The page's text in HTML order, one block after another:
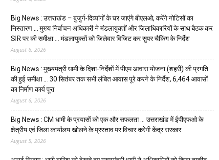
Big News : उत्तराखंड – बुजुर्ग-दिव्यांगों के घर जाएंगे बीएलओ, करेंगे नोटिसों का
निस्तारण … मुख्य निर्वाचन अधिकारी ने मंडलायुक्तों और जिलाधिकारियों के साथ बैठक कर
SIR पर की समीक्षा … मंडलायुक्तों को जिलेवार विजिट कर सुपर चैकिंग के निर्देश
August 6, 2026
Big News : मुख्यमंत्री धामी के दिशा-निर्देशों में पीएम आवास योजना (शहरी) की प्रगति
की हुई समीक्षा … 30 सितंबर तक सभी लंबित आवास पूरे करने के निर्देश, 6,464 आवासों
का निर्माण कार्य पूरा
August 6, 2026
Big News : CM धामी के प्रयासों को एक और सफलता … उत्तराखंड में ईपीएफओ के
क्षेत्रीय एवं जिला कार्यालय खोलने के प्रस्ताव पर विचार करेगी केंद्र सरकार
August 5, 2026